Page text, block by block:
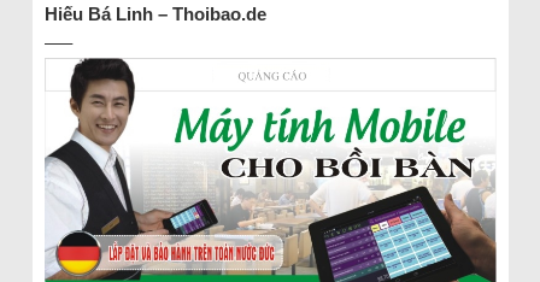
Hiếu Bá Linh – Thoibao.de
—–